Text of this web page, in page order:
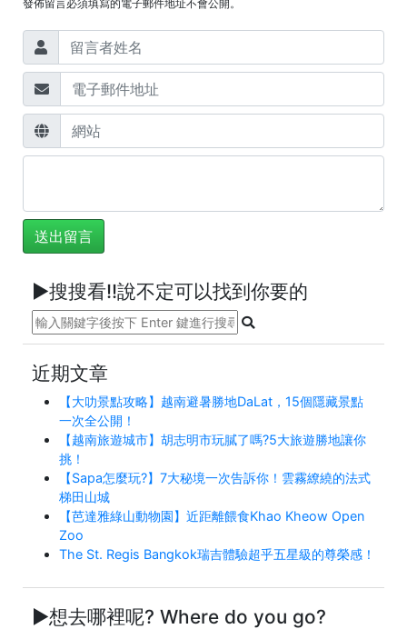
發佈留言必須填寫的電子郵件地址不會公開。
►搜搜看!!說不定可以找到你要的
近期文章
【大叻景點攻略】越南避暑勝地DaLat，15個隱藏景點
一次全公開！
【越南旅遊城市】胡志明市玩膩了嗎?5大旅遊勝地讓你
挑！
【Sapa怎麼玩?】7大秘境一次告訴你！雲霧繚繞的法式
梯田山城
【芭達雅綠山動物園】近距離餵食Khao Kheow Open
Zoo
The St. Regis Bangkok瑞吉體驗超乎五星級的尊榮感！
►想去哪裡呢? Where do you go?